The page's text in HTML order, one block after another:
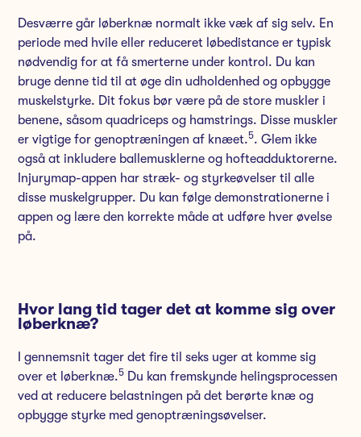
Desværre går løberknæ normalt ikke væk af sig selv. En
periode med hvile eller reduceret løbedistance er typisk
nødvendig for at få smerterne under kontrol. Du kan
bruge denne tid til at øge din udholdenhed og opbygge
muskelstyrke. Dit fokus bør være på de store muskler i
benene, såsom quadriceps og hamstrings. Disse muskler
er vigtige for genoptræningen af knæet.5. Glem ikke
også at inkludere ballemusklerne og hofteadduktorerne.
Injurymap-appen har stræk- og styrkeøvelser til alle
disse muskelgrupper. Du kan følge demonstrationerne i
appen og lære den korrekte måde at udføre hver øvelse
på.
Hvor lang tid tager det at komme sig over
løberknæ?
I gennemsnit tager det fire til seks uger at komme sig
over et løberknæ.5 Du kan fremskynde helingsprocessen
ved at reducere belastningen på det berørte knæ og
opbygge styrke med genoptræningsøvelser.